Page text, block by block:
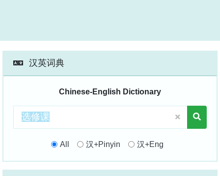
汉英词典
Chinese-English Dictionary
All 汉+Pinyin 汉+Eng